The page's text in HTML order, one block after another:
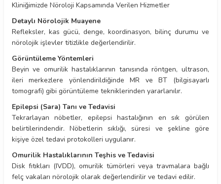
Kliniğimizde Nöroloji Kapsamında Verilen Hizmetler
Detaylı Nörolojik Muayene
Refleksler, kas gücü, denge, koordinasyon, bilinç durumu ve
nörolojik işlevler titizlikle değerlendirilir.
Görüntüleme Yöntemleri
Beyin ve omurilik hastalıklarının tanısında röntgen, ultrason,
ileri merkezlere yönlendirildiğinde MR ve BT (bilgisayarlı
tomografi) gibi görüntüleme tekniklerinden yararlanılır.
Epilepsi (Sara) Tanı ve Tedavisi
Tekrarlayan nöbetler, epilepsi hastalığının en sık görülen
belirtilerindendir. Nöbetlerin sıklığı, süresi ve şekline göre
kişiye özel tedavi protokolleri uygulanır.
Omurilik Hastalıklarının Teşhis ve Tedavisi
Disk fıtıkları (IVDD), omurilik tümörleri veya travmalara bağlı
felç vakaları nörolojik olarak değerlendirilir ve tedavi edilir.